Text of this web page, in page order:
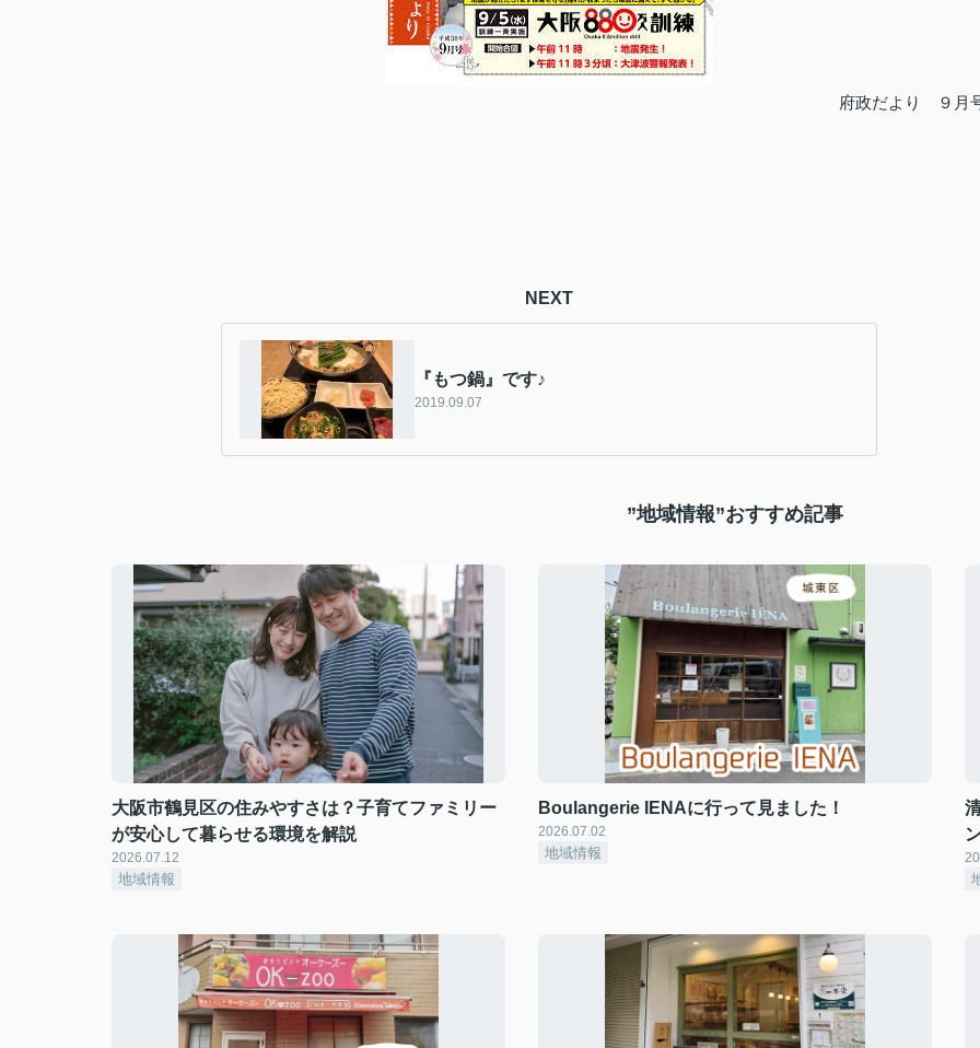
府政だより ９月
NEXT
『もつ鍋』です♪
2019.09.07
”地域情報”おすすめ記事
大阪市鶴見区の住みやすさは？子育てファミリー
が安心して暮らせる環境を解説
2026.07.12
地域情報
Boulangerie IENAに行って見ました！
2026.07.02
地域情報